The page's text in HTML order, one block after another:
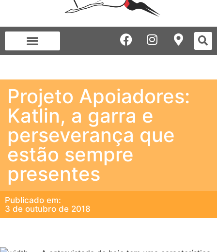
Projeto Apoiadores:
Katlin, a garra e
perseverança que
estão sempre
presentes
Publicado em:
3 de outubro de 2018